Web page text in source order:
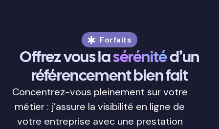
Forfaits
Offrez vous lasérénitéd’un
référencement bien fait
Concentrez-vous pleinement sur votre
métier : j’assure la visibilité en ligne de
votre entreprise avec une prestation